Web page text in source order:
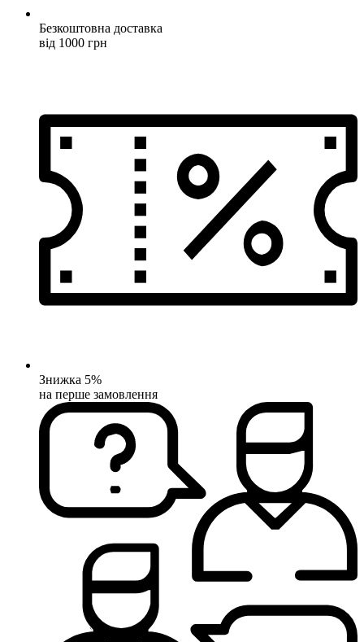
Безкоштовна доставка
від 1000 грн
Знижка 5%
на перше замовлення